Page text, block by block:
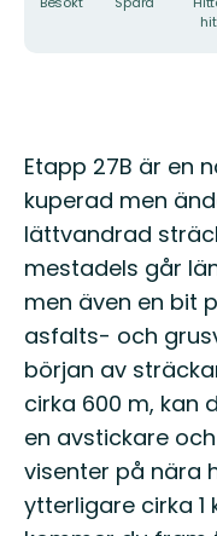
hit
Beskrivning
Etapp 27B är en
kuperad men
lättvandrad
mestadels går
men även en bit
asfalts- och
början av
cirka 600 m, kan
en avstickare
visenter på nära
ytterligare cirka 1